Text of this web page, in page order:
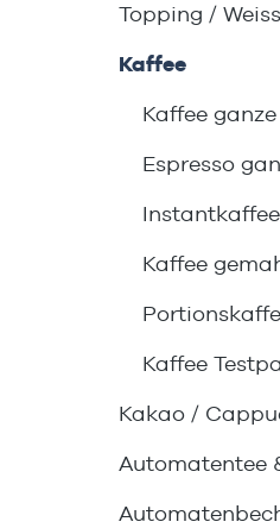
Topping /
Kaffee
Kaffee
Espresso
Instantkaffee
Kaffee
Kaffee
Kakao /
Automatentee